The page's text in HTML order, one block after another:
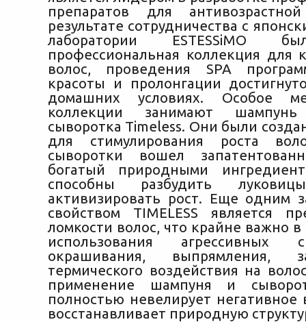
препаратов для
результате сотрудничества с
лаборатории ESTESSiMO
профессиональная коллекция для
волос, проведения SPA
красоты и пролонгации
домашних условиях. Особое
коллекции занимают
сыворотка Timeless. Они были
для стимулирования роста
сыворотки вошел
богатый природными
способны разбудить
активизировать рост. Еще одним
свойством TIMELESS является
ломкости волос, что крайне важно в
использования агрессивных
окрашивания, выпрямления,
термического воздействия на
применение шампуня и
полностью невелирует негативное
восстанавливает природную